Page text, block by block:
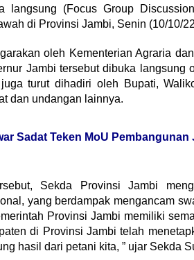
langsung (Focus Group
di Provinsi Jambi, Senin (10/10/
oleh Kementerian Agraria
Jambi tersebut dibuka
turut dihadiri oleh Bupati,
dan undangan lainnya.
Sadat Teken MoU
Sekda Provinsi Jambi
yang berdampak mengancam
Provinsi Jambi memiliki
di Provinsi Jambi telah
hasil dari petani kita, ” ujar Sekda